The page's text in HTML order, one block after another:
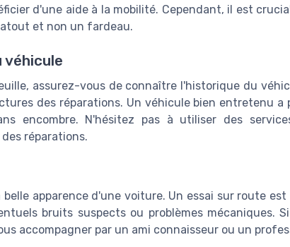
d'une aide à la mobilité. Cependant, il est
et non un fardeau.
assurez-vous de connaître l'historique du
des réparations. Un véhicule bien entretenu a
encombre. N'hésitez pas à utiliser des
réparations.
apparence d'une voiture. Un essai sur route est
bruits suspects ou problèmes mécaniques.
accompagner par un ami connaisseur ou un